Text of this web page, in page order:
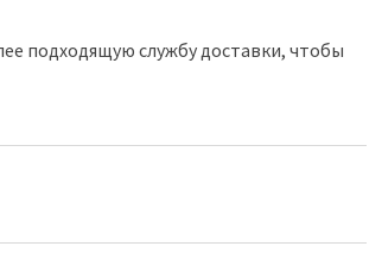
подходящую службу доставки, чтобы